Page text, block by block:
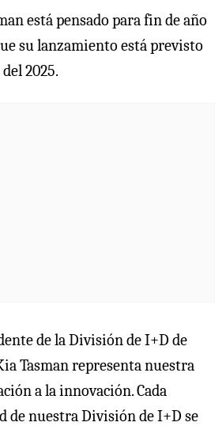
está pensado para fin de año
su lanzamiento está previsto
2025.
de la División de I+D de
Tasman representa nuestra
a la innovación. Cada
de nuestra División de I+D se